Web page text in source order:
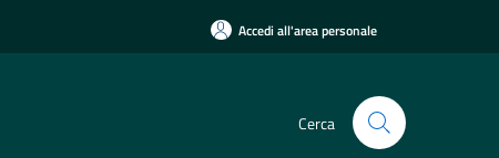
Accedi all'area personale
Cerca